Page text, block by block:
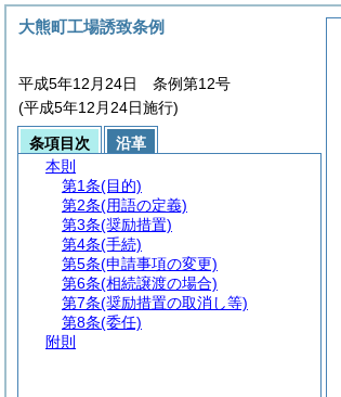
大熊町工場誘致条例
平成5年12月24日 条例第12号
(平成5年12月24日施行)
条項目次
沿革
本則
第1条(目的)
第2条(用語の定義)
第3条(奨励措置)
第4条(手続)
第5条(申請事項の変更)
第6条(相続譲渡の場合)
第7条(奨励措置の取消し等)
第8条(委任)
附則